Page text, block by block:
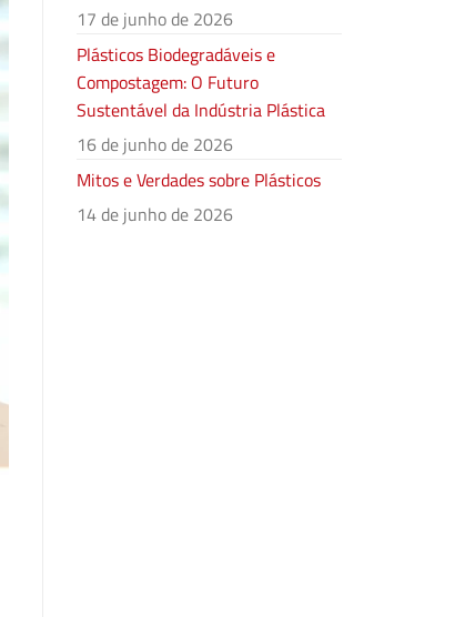
17 de junho de 2026
Plásticos Biodegradáveis e
Compostagem: O Futuro
Sustentável da Indústria Plástica
16 de junho de 2026
Mitos e Verdades sobre Plásticos
14 de junho de 2026